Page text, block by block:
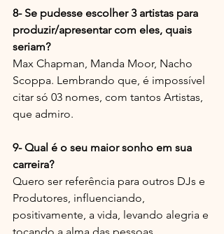
8- Se pudesse escolher 3 artistas para
produzir/apresentar com eles, quais
seriam?
Max Chapman, Manda Moor, Nacho
Scoppa. Lembrando que, é impossível
citar só 03 nomes, com tantos Artistas,
que admiro.
9- Qual é o seu maior sonho em sua
carreira?
Quero ser referência para outros DJs e
Produtores, influenciando,
positivamente, a vida, levando alegria e